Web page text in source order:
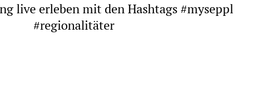
live erleben mit den Hashtags #myseppl
#regionalitäter